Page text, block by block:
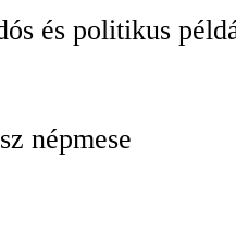
és politikus
népmese